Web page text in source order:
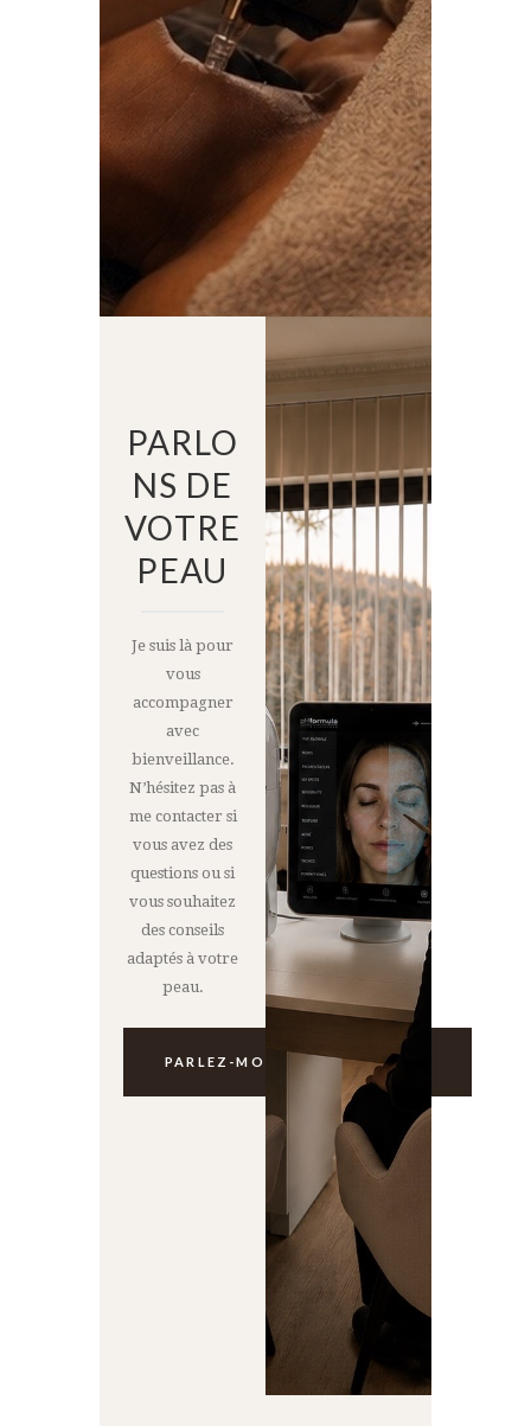
PARLO
NS DE
VOTRE
PEAU
Je suis là pour
vous
accompagner
avec
bienveillance.
N’hésitez pas à
me contacter si
vous avez des
questions ou si
vous souhaitez
des conseils
adaptés à votre
peau.
PARLEZ-MOI DÈS MAINTENANT